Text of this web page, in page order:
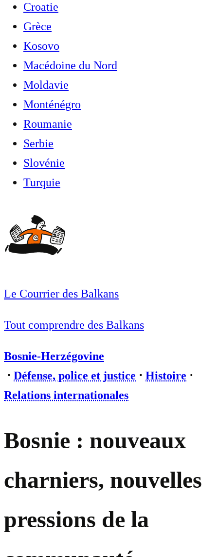
Croatie
Grèce
Kosovo
Macédoine du Nord
Moldavie
Monténégro
Roumanie
Serbie
Slovénie
Turquie
Le Courrier des Balkans
Tout comprendre des Balkans
Bosnie-Herzégovine
⋅ Défense, police et justice ⋅ Histoire ⋅
Relations internationales
Bosnie : nouveaux
charniers, nouvelles
pressions de la